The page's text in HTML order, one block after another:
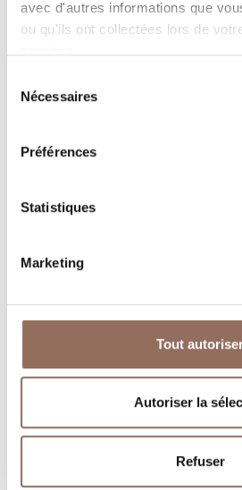
avec d'autres informations que
ou qu'ils ont collectées lors de
Nécessaires
Préférences
Statistiques
Marketing
Tout
Autoriser la
Refuser
Operateurs du
Tourisme